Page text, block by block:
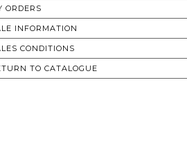
ORDERS
INFORMATION
CONDITIONS
TO CATALOGUE